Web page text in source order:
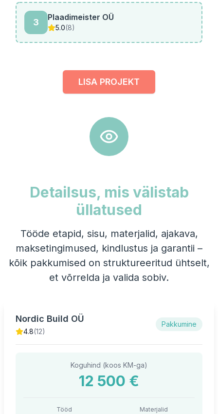
3 Plaadimeister OÜ
5.0(8)
LISA PROJEKT
Detailsus, mis välistab
üllatused
Tööde etapid, sisu, materjalid, ajakava,
maksetingimused, kindlustus ja garantii –
kõik pakkumised on struktureeritud ühtselt,
et võrrelda ja valida sobiv.
Nordic Build OÜ
4.8(12)
Pakkumine
Koguhind (koos KM-ga)
12 500 €
Tööd Materjalid